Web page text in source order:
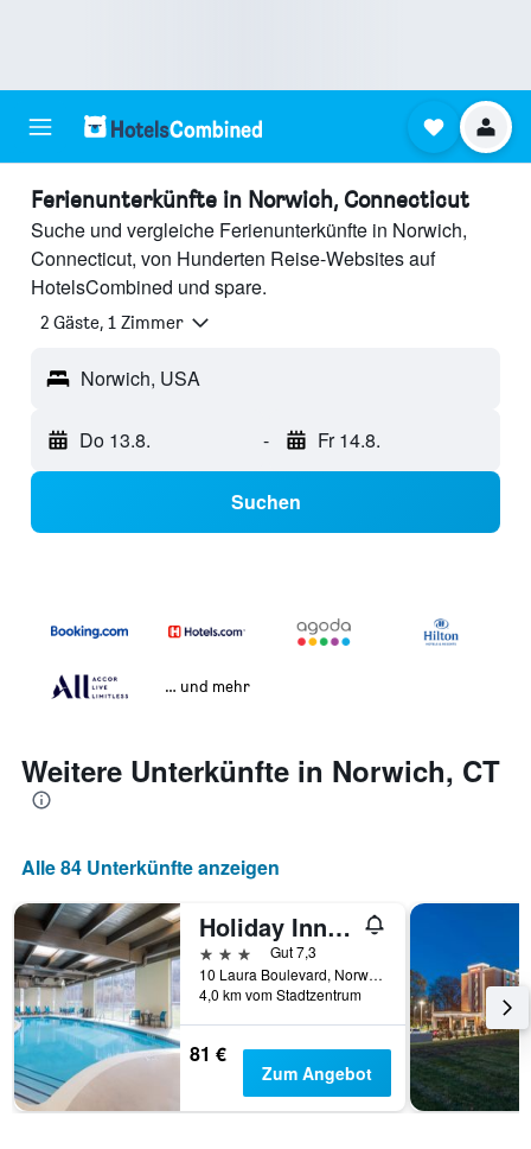
Ferienunterkünfte in Norwich, Connecticut
Suche und vergleiche Ferienunterkünfte in Norwich,
Connecticut, von Hunderten Reise-Websites auf
HotelsCombined und spare.
2 Gäste, 1 Zimmer
Norwich, USA
Do 13.8. - Fr 14.8.
Suchen
… und mehr
Weitere Unterkünfte in Norwich, CT
Alle 84 Unterkünfte anzeigen
Holiday Inn Norwich By IHG
3 Sterne
Gut 7,3
10 Laura Boulevard, Norwich, CT, USA
4,0 km vom Stadtzentrum
81 €
Zum Angebot